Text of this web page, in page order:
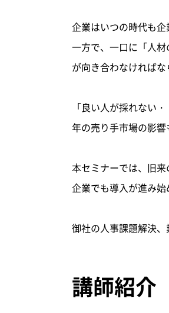
企業はいつの時代も
一方で、一口に「人
が向き合わなければな
「良い人が採れない
年の売り手市場の影
本セミナーでは、旧
企業でも導入が進み始
御社の人事課題解決、
講師紹介